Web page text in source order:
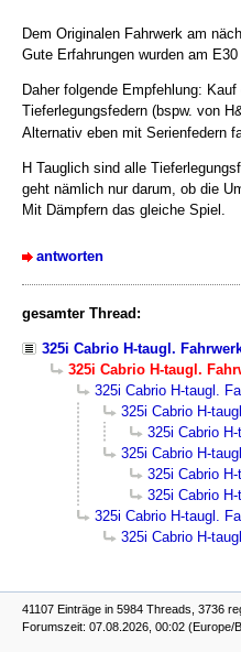
Dem Originalen Fahrwerk am
Gute Erfahrungen wurden am
Daher folgende Empfehlung:
Tieferlegungsfedern (bspw. von
Alternativ eben mit Serienfedern
H Tauglich sind alle
geht nämlich nur darum, ob die
Mit Dämpfern das gleiche Spiel.
antworten
gesamter Thread:
325i Cabrio H-taugl.
325i Cabrio H-taugl.
325i Cabrio H-taugl.
325i Cabrio H-
325i Cabrio
325i Cabrio H-
325i Cabrio
325i Cabrio
325i Cabrio H-taugl.
325i Cabrio H-
41107 Einträge in 5984 Threads, 3736
Forumszeit: 07.08.2026, 00:02 (Europe/